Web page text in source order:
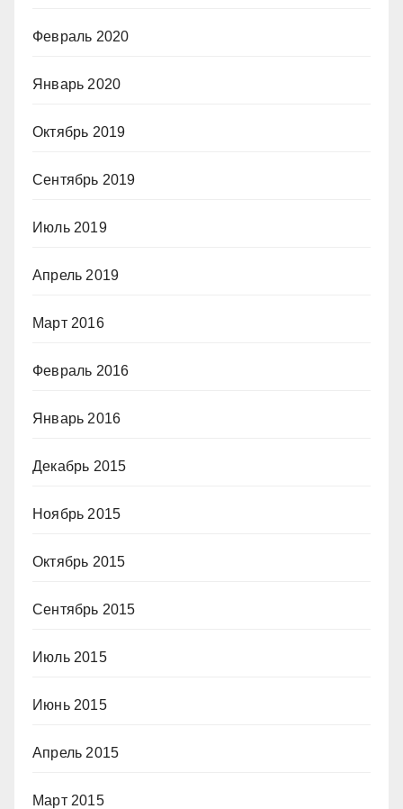
Февраль 2020
Январь 2020
Октябрь 2019
Сентябрь 2019
Июль 2019
Апрель 2019
Март 2016
Февраль 2016
Январь 2016
Декабрь 2015
Ноябрь 2015
Октябрь 2015
Сентябрь 2015
Июль 2015
Июнь 2015
Апрель 2015
Март 2015